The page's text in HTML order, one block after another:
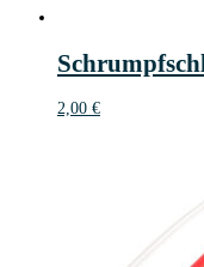
2,00 €